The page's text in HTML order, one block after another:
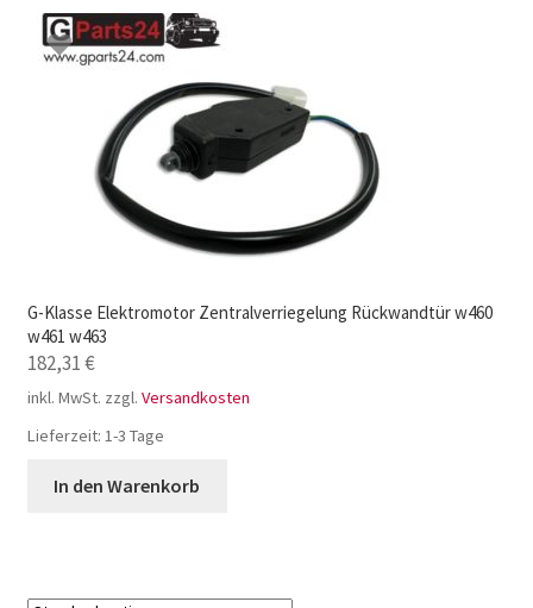
G-Klasse Elektromotor Zentralverriegelung Rückwandtür w460
w461 w463
182,31€
inkl. MwSt. zzgl. Versandkosten
Lieferzeit: 1-3 Tage
In den Warenkorb